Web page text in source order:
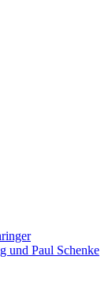
und Paul Schenke